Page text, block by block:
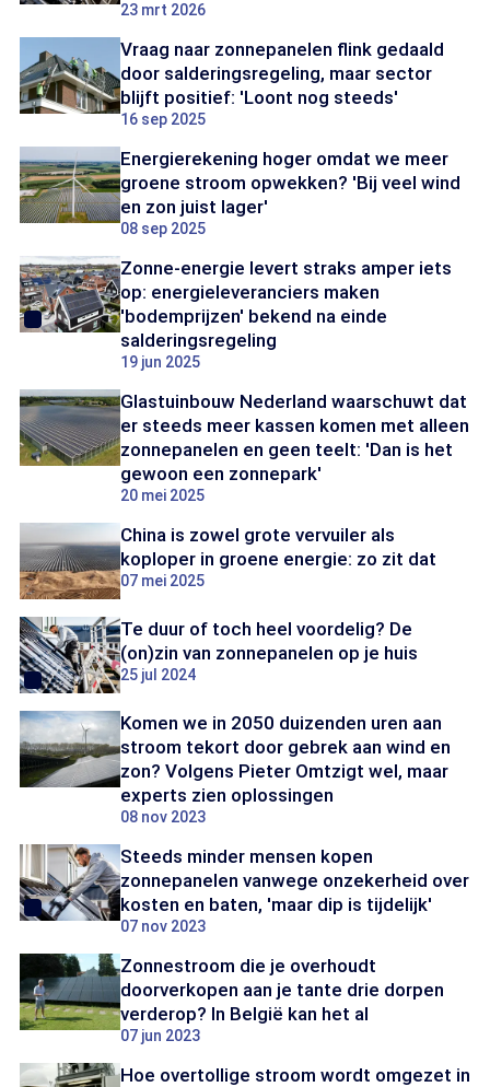
23 mrt 2026
Vraag naar zonnepanelen flink gedaald
door salderingsregeling, maar sector
blijft positief: 'Loont nog steeds'
16 sep 2025
Energierekening hoger omdat we meer
groene stroom opwekken? 'Bij veel wind
en zon juist lager'
08 sep 2025
Zonne-energie levert straks amper iets
op: energieleveranciers maken
'bodemprijzen' bekend na einde
salderingsregeling
19 jun 2025
Glastuinbouw Nederland waarschuwt dat
er steeds meer kassen komen met alleen
zonnepanelen en geen teelt: 'Dan is het
gewoon een zonnepark'
20 mei 2025
China is zowel grote vervuiler als
koploper in groene energie: zo zit dat
07 mei 2025
Te duur of toch heel voordelig? De
(on)zin van zonnepanelen op je huis
25 jul 2024
Komen we in 2050 duizenden uren aan
stroom tekort door gebrek aan wind en
zon? Volgens Pieter Omtzigt wel, maar
experts zien oplossingen
08 nov 2023
Steeds minder mensen kopen
zonnepanelen vanwege onzekerheid over
kosten en baten, 'maar dip is tijdelijk'
07 nov 2023
Zonnestroom die je overhoudt
doorverkopen aan je tante drie dorpen
verderop? In België kan het al
07 jun 2023
Hoe overtollige stroom wordt omgezet in